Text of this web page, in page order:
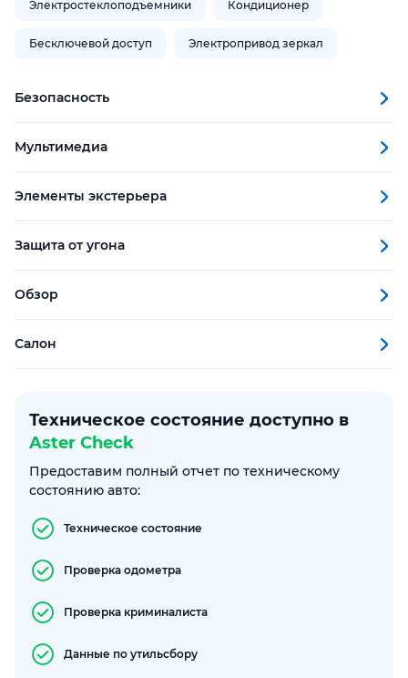
Электростеклоподъемники Кондиционер
Бесключевой доступ Электропривод зеркал
Безопасность
Мультимедиа
Элементы экстерьера
Защита от угона
Обзор
Салон
Техническое состояние доступно в
Aster Check
Предоставим полный отчет по техническому
состоянию авто:
Техническое состояние
Проверка одометра
Проверка криминалиста
Данные по утильсбору